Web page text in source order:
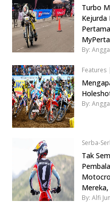
Turbo
Kejurda
By:
Features
By:
Serba-
Tak
By: Alfi